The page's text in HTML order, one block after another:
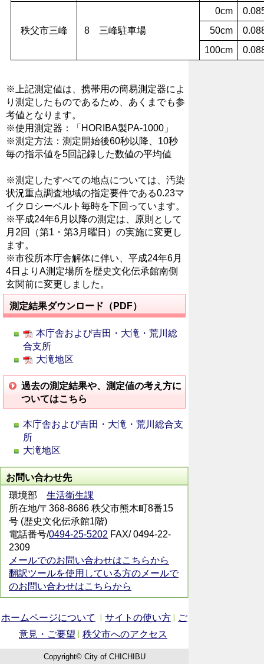
秩父市三峰 8 三峰駐車場
0cm
50cm
100cm
※上記測定値は、携帯用の簡易測定器によ
り測定したものであるため、あくまでも参
考値となります。
※使用測定器：「HORIBA製PA-1000」
※測定方法：測定開始後60秒以降、10秒
毎の指示値を5回記録した数値の平均値
※測定したすべての地点については、汚染
状況重点調査地域の指定要件である0.23マ
イクロシーベルト毎時を下回っています。
※平成24年6月以降の測定は、原則として
月2回（第1・第3月曜日）の実施に変更し
ます。
※市役所本庁舎解体に伴い、平成24年6月
4日よりA測定場所を歴史文化伝承館南側
玄関前に変更しました。
測定結果ダウンロード（PDF）
本庁舎および吉田・大滝・荒川総
合支所
大滝地区
過去の測定結果や、測定値の考え方に
ついてはこちら
本庁舎および吉田・大滝・荒川総合支
所
大滝地区
お問い合わせ先
環境部 生活衛生課
所在地/〒368-8686 秩父市熊木町8番15
号 (歴史文化伝承館1階)
電話番号/0494-25-5202 FAX/ 0494-22-
2309
メールでのお問い合わせはこちらから
翻訳ツールを使用している方のメールで
のお問い合わせはこちらから
ホームページについて サイトの使い方
ご
意見・ご要望
秩父市へのアクセス
Copyright© City of CHICHIBU